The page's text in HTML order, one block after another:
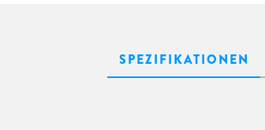
SPEZIFIKATIONEN